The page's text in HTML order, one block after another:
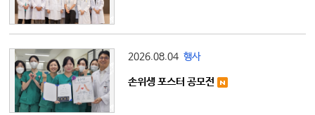
2026.08.04 행사
손위생 포스터 공모전